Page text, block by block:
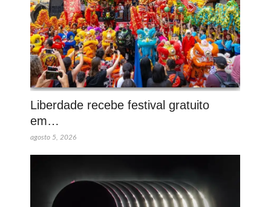
Liberdade recebe festival gratuito
em…
agosto 5, 2026